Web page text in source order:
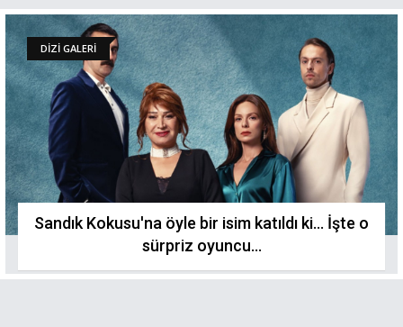
DİZİ GALERİ
Sandık Kokusu'na öyle bir isim katıldı ki... İşte o
sürpriz oyuncu...